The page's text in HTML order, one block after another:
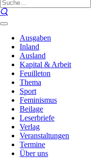
Ausgaben
Inland
Ausland
Kapital & Arbeit
Feuilleton
Thema
Sport
Feminismus
Beilage
Leserbriefe
Verlag
Veranstaltungen
Termine
Über uns